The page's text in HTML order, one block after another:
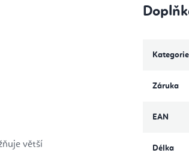
větší
Kategorie
Záruka
EAN
Délka